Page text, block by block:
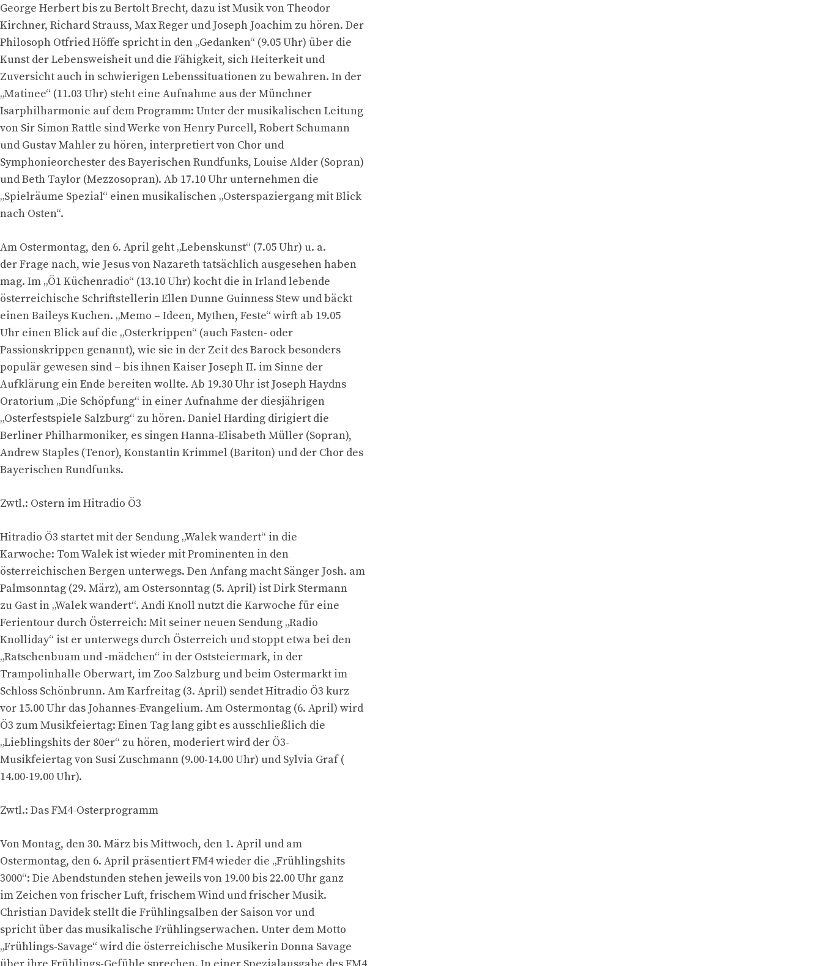
George Herbert bis zu Bertolt Brecht, dazu ist Musik von Theodor
Kirchner, Richard Strauss, Max Reger und Joseph Joachim zu hören. Der
Philosoph Otfried Höffe spricht in den „Gedanken“ (9.05 Uhr) über die
Kunst der Lebensweisheit und die Fähigkeit, sich Heiterkeit und
Zuversicht auch in schwierigen Lebenssituationen zu bewahren. In der
„Matinee“ (11.03 Uhr) steht eine Aufnahme aus der Münchner
Isarphilharmonie auf dem Programm: Unter der musikalischen Leitung
von Sir Simon Rattle sind Werke von Henry Purcell, Robert Schumann
und Gustav Mahler zu hören, interpretiert von Chor und
Symphonieorchester des Bayerischen Rundfunks, Louise Alder (Sopran)
und Beth Taylor (Mezzosopran). Ab 17.10 Uhr unternehmen die
„Spielräume Spezial“ einen musikalischen „Osterspaziergang mit Blick
nach Osten“.
Am Ostermontag, den 6. April geht „Lebenskunst“ (7.05 Uhr) u. a.
der Frage nach, wie Jesus von Nazareth tatsächlich ausgesehen haben
mag. Im „Ö1 Küchenradio“ (13.10 Uhr) kocht die in Irland lebende
österreichische Schriftstellerin Ellen Dunne Guinness Stew und bäckt
einen Baileys Kuchen. „Memo – Ideen, Mythen, Feste“ wirft ab 19.05
Uhr einen Blick auf die „Osterkrippen“ (auch Fasten- oder
Passionskrippen genannt), wie sie in der Zeit des Barock besonders
populär gewesen sind – bis ihnen Kaiser Joseph II. im Sinne der
Aufklärung ein Ende bereiten wollte. Ab 19.30 Uhr ist Joseph Haydns
Oratorium „Die Schöpfung“ in einer Aufnahme der diesjährigen
„Osterfestspiele Salzburg“ zu hören. Daniel Harding dirigiert die
Berliner Philharmoniker, es singen Hanna-Elisabeth Müller (Sopran),
Andrew Staples (Tenor), Konstantin Krimmel (Bariton) und der Chor des
Bayerischen Rundfunks.
Zwtl.: Ostern im Hitradio Ö3
Hitradio Ö3 startet mit der Sendung „Walek wandert“ in die
Karwoche: Tom Walek ist wieder mit Prominenten in den
österreichischen Bergen unterwegs. Den Anfang macht Sänger Josh. am
Palmsonntag (29. März), am Ostersonntag (5. April) ist Dirk Stermann
zu Gast in „Walek wandert“. Andi Knoll nutzt die Karwoche für eine
Ferientour durch Österreich: Mit seiner neuen Sendung „Radio
Knolliday“ ist er unterwegs durch Österreich und stoppt etwa bei den
„Ratschenbuam und -mädchen“ in der Oststeiermark, in der
Trampolinhalle Oberwart, im Zoo Salzburg und beim Ostermarkt im
Schloss Schönbrunn. Am Karfreitag (3. April) sendet Hitradio Ö3 kurz
vor 15.00 Uhr das Johannes-Evangelium. Am Ostermontag (6. April) wird
Ö3 zum Musikfeiertag: Einen Tag lang gibt es ausschließlich die
„Lieblingshits der 80er“ zu hören, moderiert wird der Ö3-
Musikfeiertag von Susi Zuschmann (9.00-14.00 Uhr) und Sylvia Graf (
14.00-19.00 Uhr).
Zwtl.: Das FM4-Osterprogramm
Von Montag, den 30. März bis Mittwoch, den 1. April und am
Ostermontag, den 6. April präsentiert FM4 wieder die „Frühlingshits
3000“: Die Abendstunden stehen jeweils von 19.00 bis 22.00 Uhr ganz
im Zeichen von frischer Luft, frischem Wind und frischer Musik.
Christian Davidek stellt die Frühlingsalben der Saison vor und
spricht über das musikalische Frühlingserwachen. Unter dem Motto
„Frühlings-Savage“ wird die österreichische Musikerin Donna Savage